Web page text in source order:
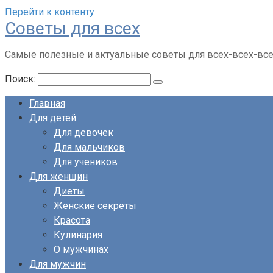
Перейти к контенту
Советы для всех
Самые полезные и актуальные советы для всех-всех-
Поиск:
Главная
Для детей
Для девочек
Для мальчиков
Для учеников
Для женщин
Диеты
Женские секреты
Красота
Кулинария
О мужчинах
Для мужчин